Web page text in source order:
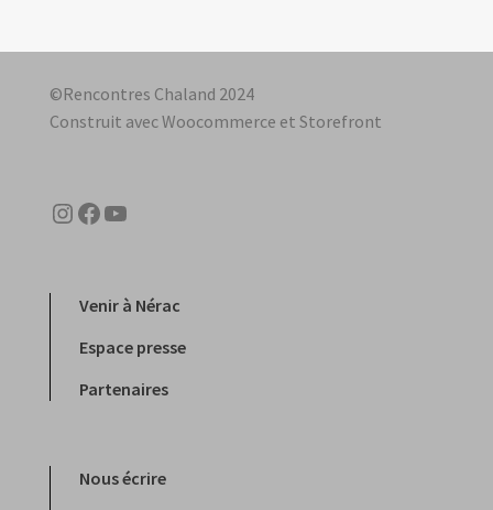
©Rencontres Chaland 2024
Construit avec Woocommerce et Storefront
Instagram
Facebook
YouTube
Venir à Nérac
Espace presse
Partenaires
Nous écrire